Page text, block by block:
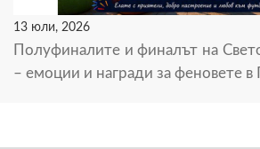
13 юли, 2026
Полуфиналите и финалът на
– емоции и награди за феновете